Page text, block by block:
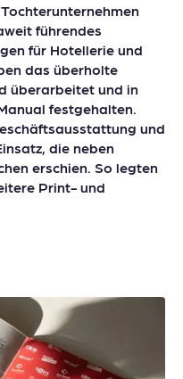
führendes
für Hotellerie und
das überholte
überarbeitet und in
festgehalten.
und
die neben
erschien. So legten
Print- und